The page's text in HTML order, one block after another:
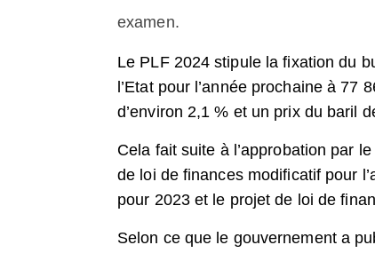
examen.
Le PLF 2024 stipule la fixation du
l’Etat pour l’année prochaine à
d’environ 2,1 % et un prix du baril
Cela fait suite à l’approbation par
de loi de finances modificatif pour
pour 2023 et le projet de loi de
Selon ce que le gouvernement a